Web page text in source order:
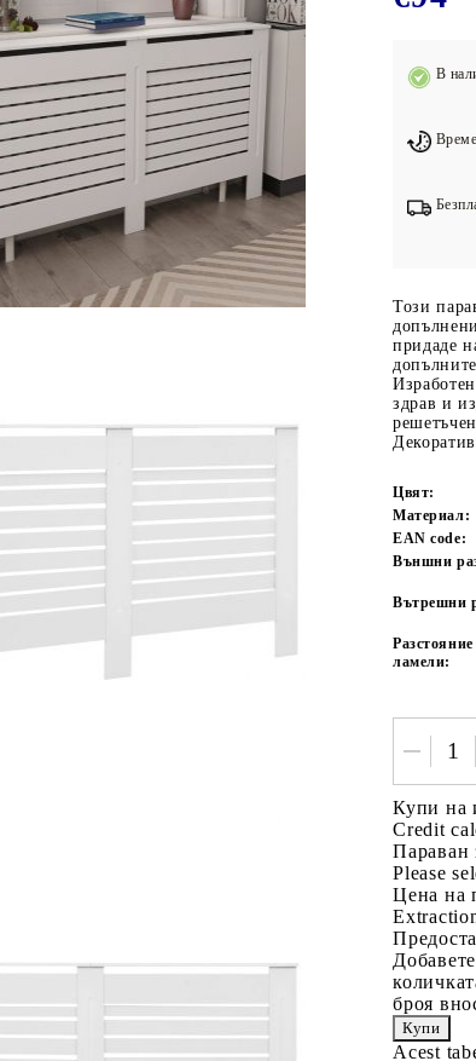
Подложки за фитнес уреди
Лостове за набиране
Силови кули
Йога и пилатес
В
Този
придаде
здрав и
Цвят:
Материал:
EAN code:
Външни
Вътрешни
ламели:
Купи на
Credit
Параван
Please
Цена на
броя
Acest